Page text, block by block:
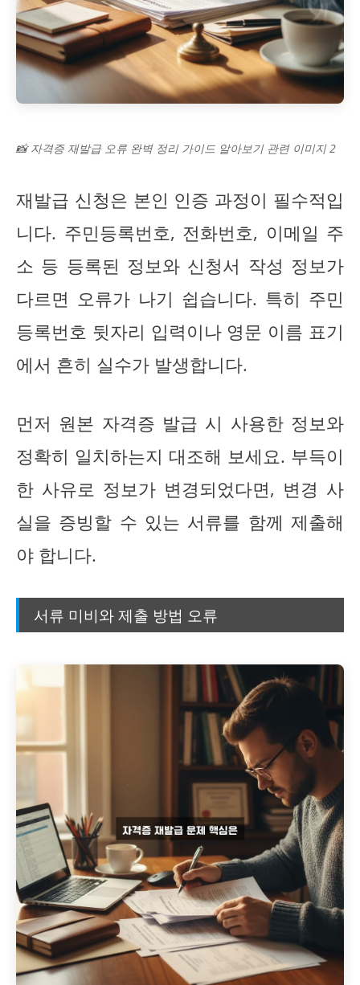
📸 자격증 재발급 오류 완벽 정리 가이드 알아보기 관련 이미지 2
재발급 신청은 본인 인증 과정이 필수적입
니다. 주민등록번호, 전화번호, 이메일 주
소 등 등록된 정보와 신청서 작성 정보가
다르면 오류가 나기 쉽습니다. 특히 주민
등록번호 뒷자리 입력이나 영문 이름 표기
에서 흔히 실수가 발생합니다.
먼저 원본 자격증 발급 시 사용한 정보와
정확히 일치하는지 대조해 보세요. 부득이
한 사유로 정보가 변경되었다면, 변경 사
실을 증빙할 수 있는 서류를 함께 제출해
야 합니다.
서류 미비와 제출 방법 오류